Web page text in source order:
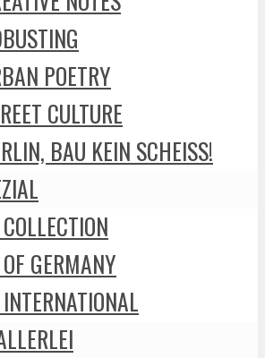
POETRY
CULTURE
BAU KEIN SCHEISS!
GERMANY